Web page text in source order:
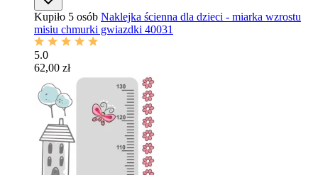
Kupiło 5 osób Naklejka ścienna dla dzieci - miarka wzrostu
misiu chmurki gwiazdki 40031
5.0
62,00 zł